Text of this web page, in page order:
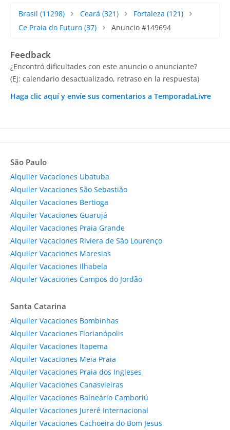
Brasil (11298) Ceará (321) Fortaleza (121)
Ce Praia do Futuro (37) Anuncio #149694
Feedback
¿Encontró dificultades con este anuncio o anunciante?
(Ej: calendario desactualizado, retraso en la respuesta)
Haga clic aquí y envíe sus comentarios a TemporadaLivre
São Paulo
Alquiler Vacaciones Ubatuba
Alquiler Vacaciones São Sebastião
Alquiler Vacaciones Bertioga
Alquiler Vacaciones Guarujá
Alquiler Vacaciones Praia Grande
Alquiler Vacaciones Riviera de São Lourenço
Alquiler Vacaciones Maresias
Alquiler Vacaciones Ilhabela
Alquiler Vacaciones Campos do Jordão
Santa Catarina
Alquiler Vacaciones Bombinhas
Alquiler Vacaciones Florianópolis
Alquiler Vacaciones Itapema
Alquiler Vacaciones Meia Praia
Alquiler Vacaciones Praia dos Ingleses
Alquiler Vacaciones Canasvieiras
Alquiler Vacaciones Balneário Camboriú
Alquiler Vacaciones Jurerê Internacional
Alquiler Vacaciones Cachoeira do Bom Jesus